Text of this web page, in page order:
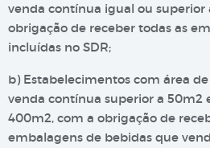
venda contínua igual ou superior
obrigação de receber todas as
incluídas no SDR;
b) Estabelecimentos com área
venda contínua superior a 50m2
400m2, com a obrigação de
embalagens de bebidas que